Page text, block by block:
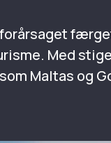
Med
Maltas og